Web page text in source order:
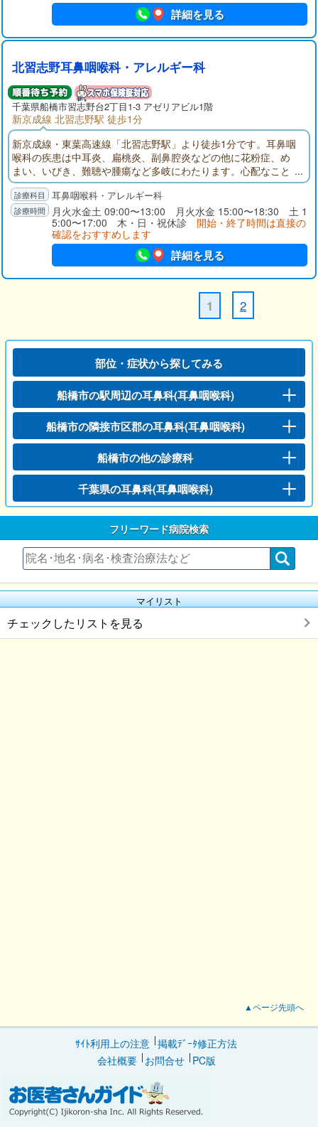
詳細を見る
北習志野耳鼻咽喉科・アレルギー科
千葉県船橋市習志野台2丁目1-3 アゼリアビル1階
新京成線 北習志野駅 徒歩1分
新京成線・東葉高速線「北習志野駅」より徒歩1分です。耳鼻咽
喉科の疾患は中耳炎、扁桃炎、副鼻腔炎などの他に花粉症、め
まい、いびき、難聴や腫瘍など多岐にわたります。心配なこと
がございましたらどうぞお気軽にご相談ください。
耳鼻咽喉科・アレルギー科
月火水金土 09:00〜13:00 月火水金 15:00〜18:30 土 1
5:00〜17:00 木・日・祝休診 開始・終了時間は直接の
確認をおすすめします
詳細を見る
1 2
部位・症状から探してみる
船橋市の駅周辺の耳鼻科(耳鼻咽喉科)
船橋市の隣接市区郡の耳鼻科(耳鼻咽喉科)
船橋市の他の診療科
千葉県の耳鼻科(耳鼻咽喉科)
フリーワード病院検索
マイリスト
チェックしたリストを見る
▲ページ先頭へ
ｻｲﾄ利用上の注意 掲載ﾃﾞｰﾀ修正方法
会社概要
お問合せ PC版